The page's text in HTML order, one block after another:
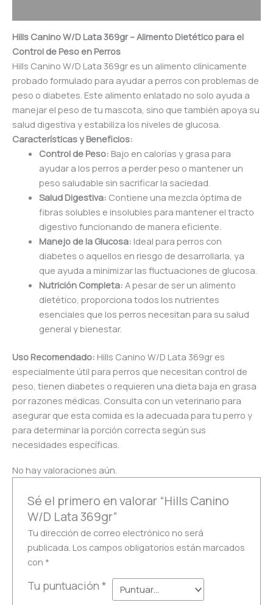
Hills Canino W/D Lata 369gr – Alimento Dietético para el
Control de Peso en Perros
Hills Canino W/D Lata 369gr es un alimento clínicamente
probado formulado para ayudar a perros con problemas de
peso o diabetes. Este alimento enlatado no solo ayuda a
manejar el peso de tu mascota, sino que también apoya su
salud digestiva y estabiliza los niveles de glucosa.
Características y Beneficios:
Control de Peso: Bajo en calorías y grasa para
ayudar a los perros a perder peso o mantener un
peso saludable sin sacrificar la saciedad.
Salud Digestiva: Contiene una mezcla óptima de
fibras solubles e insolubles para mantener el tracto
digestivo funcionando de manera eficiente.
Manejo de la Glucosa: Ideal para perros con
diabetes o aquellos en riesgo de desarrollarla, ya
que ayuda a minimizar las fluctuaciones de glucosa.
Nutrición Completa: A pesar de ser un alimento
dietético, proporciona todos los nutrientes
esenciales que los perros necesitan para su salud
general y bienestar.
Uso Recomendado: Hills Canino W/D Lata 369gr es
especialmente útil para perros que necesitan control de
peso, tienen diabetes o requieren una dieta baja en grasa
por razones médicas. Consulta con un veterinario para
asegurar que esta comida es la adecuada para tu perro y
para determinar la porción correcta según sus
necesidades específicas.
No hay valoraciones aún.
Sé el primero en valorar “Hills Canino
W/D Lata 369gr”
Tu dirección de correo electrónico no será
publicada. Los campos obligatorios están marcados
con *
Tu puntuación*